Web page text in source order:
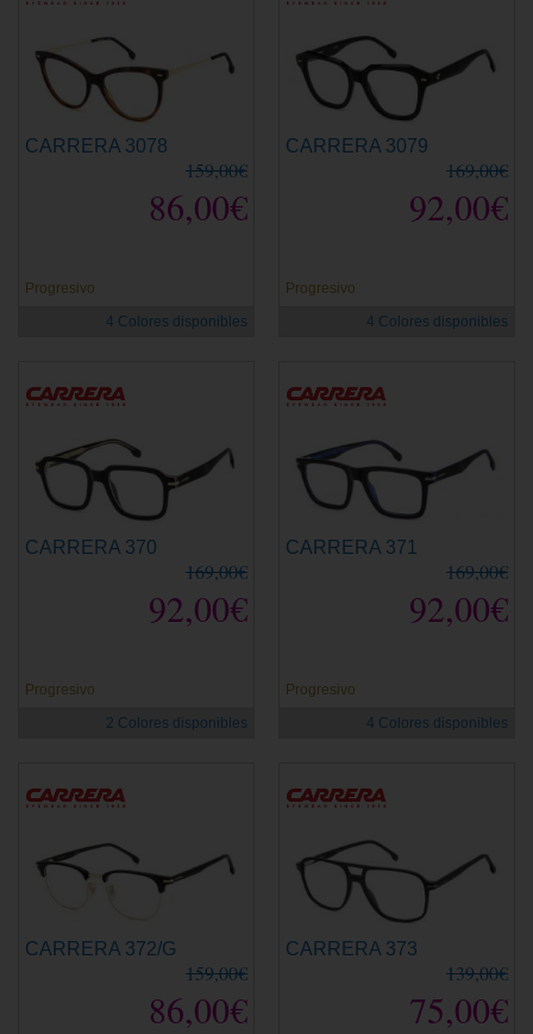
CARRERA 3078
159,00€
86,00€
Progresivo
4 Colores disponibles
CARRERA 3079
169,00€
92,00€
Progresivo
4 Colores disponibles
CARRERA 370
169,00€
92,00€
Progresivo
2 Colores disponibles
CARRERA 371
169,00€
92,00€
Progresivo
4 Colores disponibles
CARRERA 372/G
159,00€
86,00€
CARRERA 373
139,00€
75,00€